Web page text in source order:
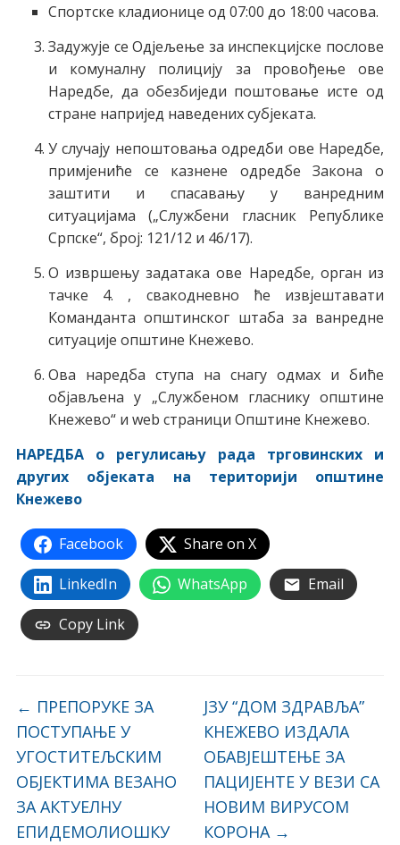
Спортске кладионице од 07:00 до 18:00 часова.
Задужује се Одјељење за инспекцијске послове
и комуналну полицију за провођење ове
Наредбе, да обезбиједи поштовање исте од
стране напријед наведених субјеката.
У случају непоштовања одредби ове Наредбе,
примјениће се казнене одредбе Закона о
заштити и спасавању у ванредним
ситуацијама („Службени гласник Републике
Српске“, број: 121/12 и 46/17).
О извршењу задатака ове Наредбе, орган из
тачке 4. , свакодневно ће извјештавати
Команданта општинског штаба за ванредне
ситуације општине Кнежево.
Ова наредба ступа на снагу одмах и биће
објављена у „Службеном гласнику општине
Кнежево“ и web страници Општине Кнежево.
НАРЕДБА о регулисању рада трговинских и
других објеката на територији општине
Кнежево
Facebook Share on X
LinkedIn WhatsApp Email
Copy Link
← ПРЕПОРУКЕ ЗА
ПОСТУПАЊЕ У
УГОСТИТЕЉСКИМ
ОБЈЕКТИМА ВЕЗАНО
ЗА АКТУЕЛНУ
ЕПИДЕМОЛИОШКУ
ЈЗУ “ДОМ ЗДРАВЉА”
КНЕЖЕВО ИЗДАЛА
ОБАВЈЕШТЕЊЕ ЗА
ПАЦИЈЕНТЕ У ВЕЗИ СА
НОВИМ ВИРУСОМ
КОРОНА →